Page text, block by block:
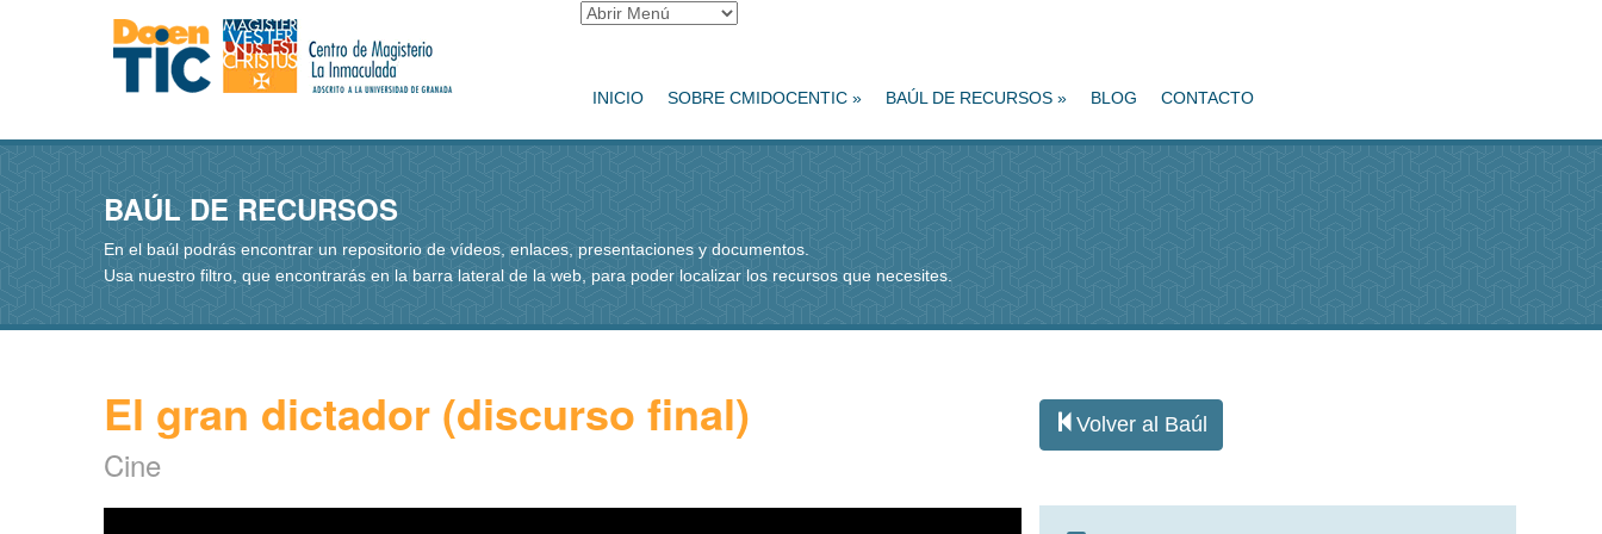
INICIO SOBRE CMIDOCENTIC » BAÚL DE RECURSOS » BLOG CONTACTO
BAÚL DE RECURSOS
En el baúl podrás encontrar un repositorio de vídeos, enlaces, presentaciones y documentos.
Usa nuestro filtro, que encontrarás en la barra lateral de la web, para poder localizar los recursos que necesites.
El gran dictador (discurso final)
Cine
Volver al Baúl